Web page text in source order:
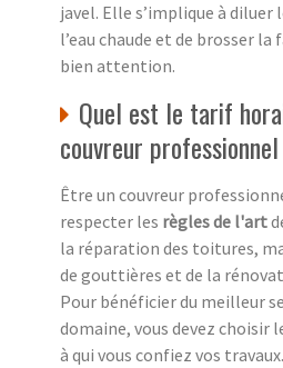
javel. Elle s’implique à diluer
l’eau chaude et de brosser la
bien attention.
Quel est le tarif
couvreur
Être un couvreur
respecter les règles de l'art
la réparation des toitures,
de gouttières et de la
Pour bénéficier du meilleur
domaine, vous devez choisir
à qui vous confiez vos